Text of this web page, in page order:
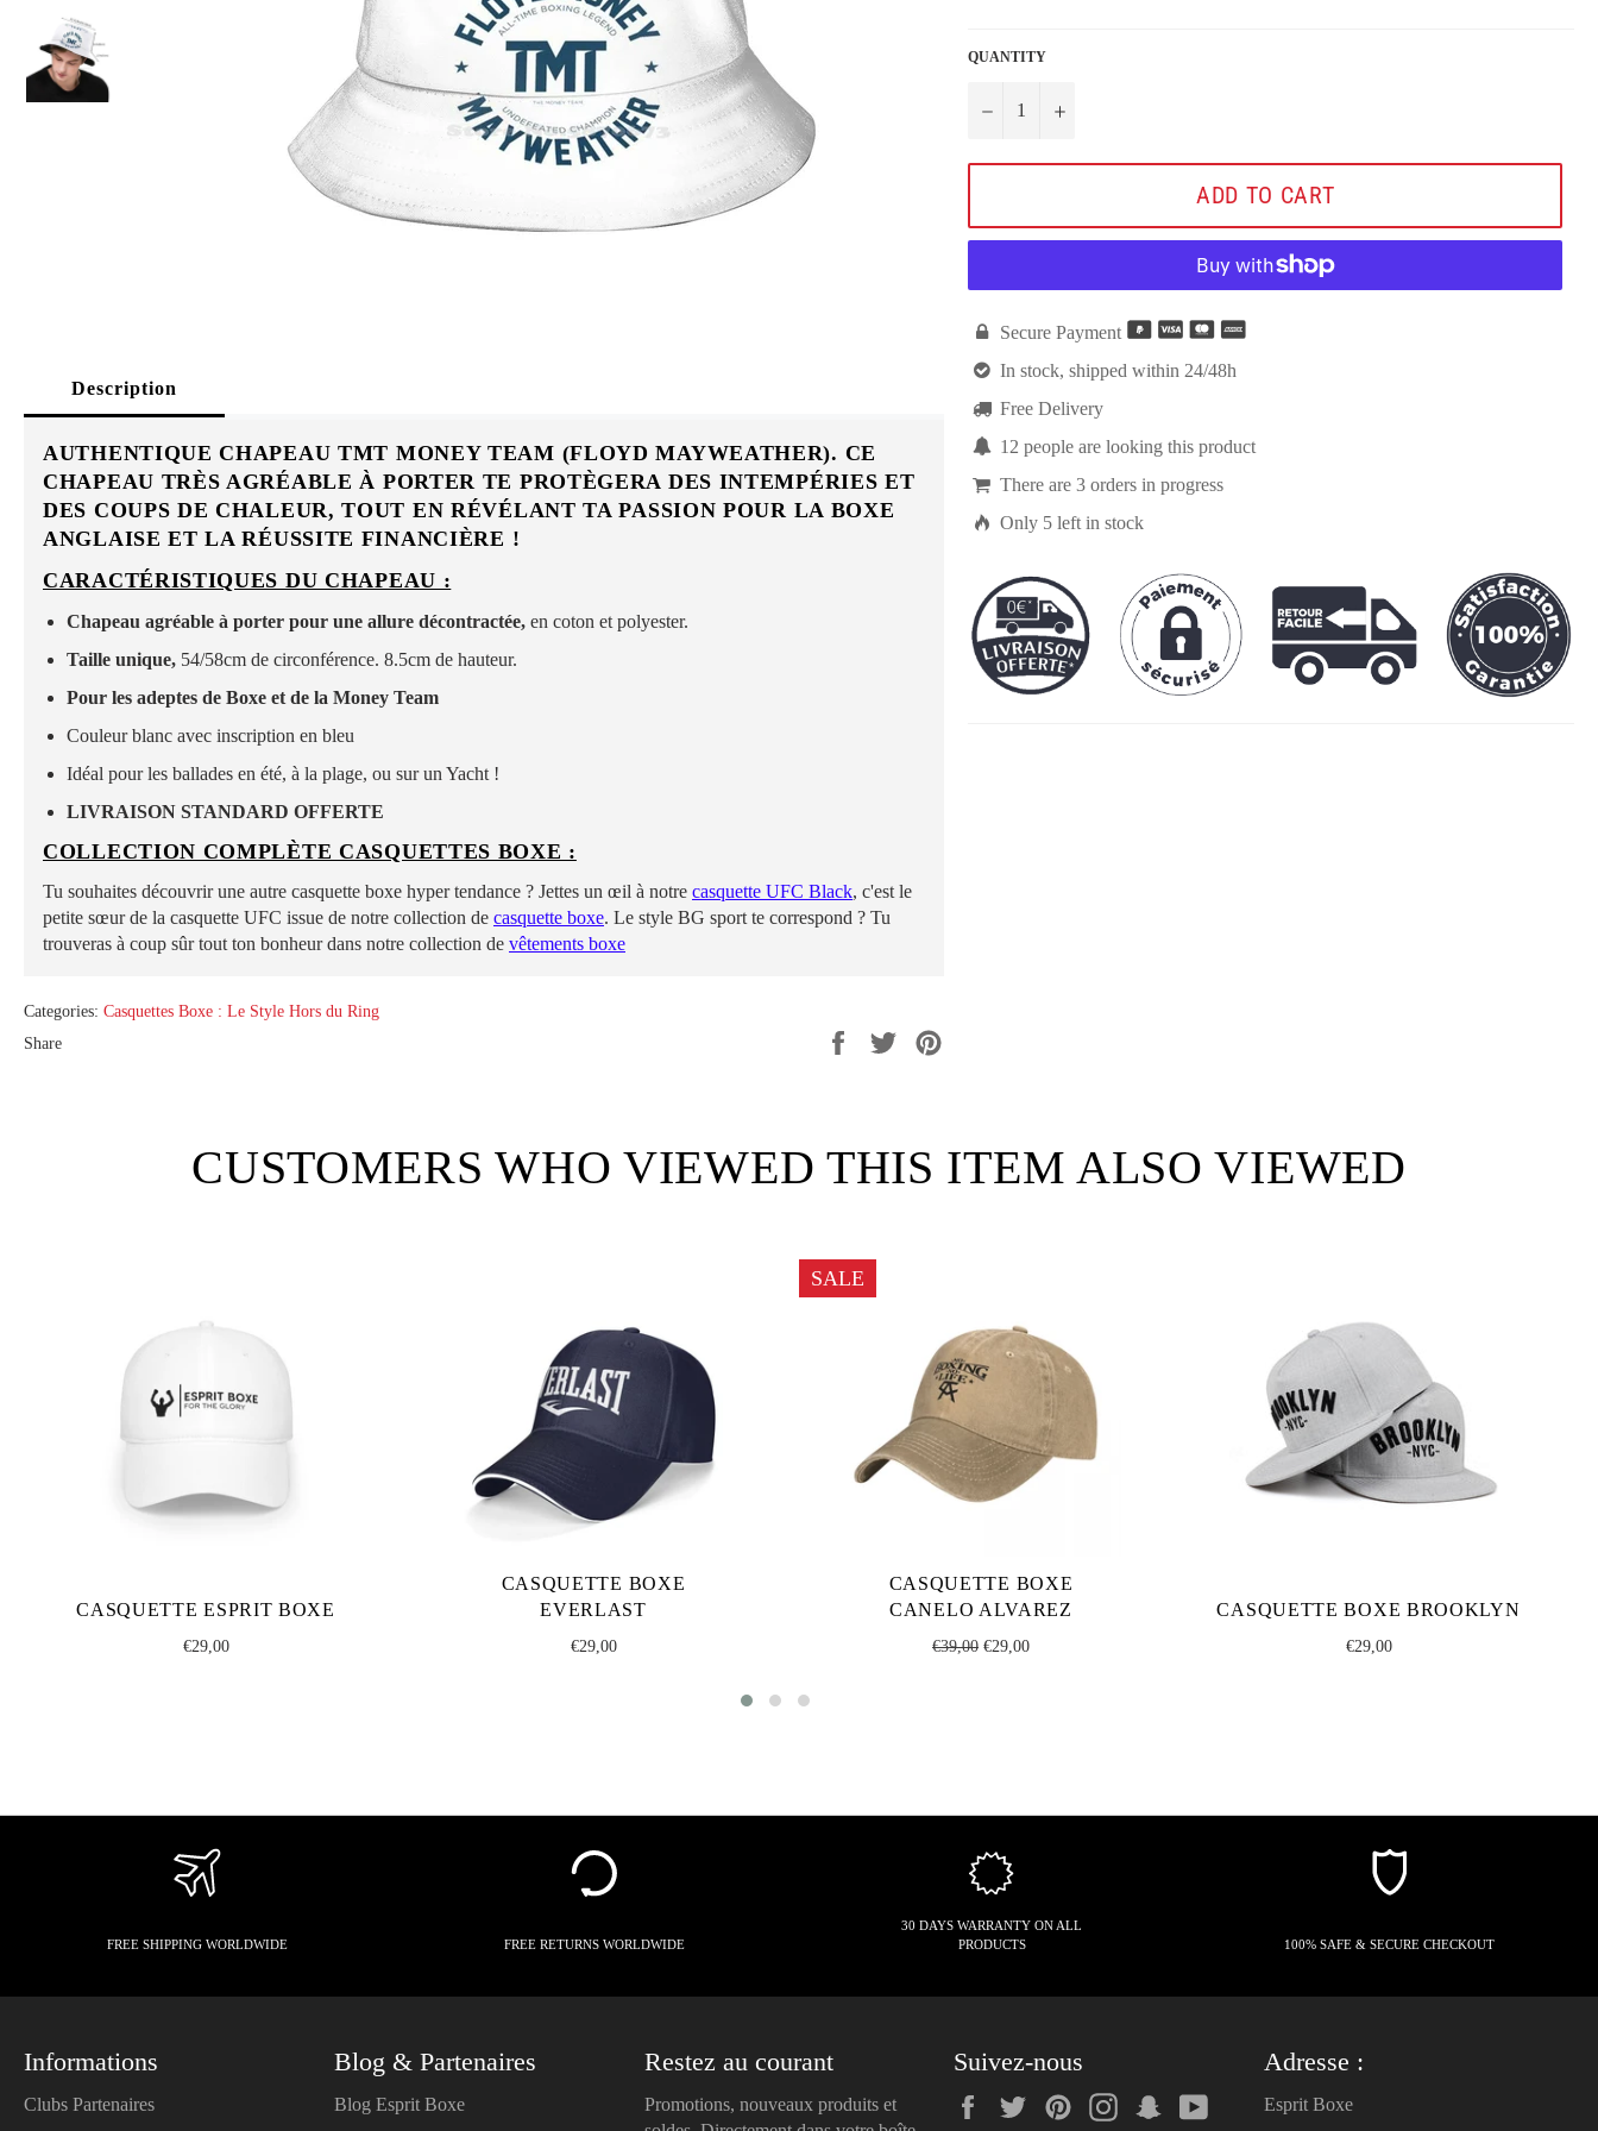
Description
AUTHENTIQUE CHAPEAU TMT MONEY TEAM (FLOYD MAYWEATHER). CE
CHAPEAU TRÈS AGRÉABLE À PORTER TE PROTÈGERA DES INTEMPÉRIES ET
DES COUPS DE CHALEUR, TOUT EN RÉVÉLANT TA PASSION POUR LA BOXE
ANGLAISE ET LA RÉUSSITE FINANCIÈRE !
CARACTÉRISTIQUES DU CHAPEAU :
Chapeau agréable à porter pour une allure décontractée, en coton et polyester.
Taille unique, 54/58cm de circonférence. 8.5cm de hauteur.
Pour les adeptes de Boxe et de la Money Team
Couleur blanc avec inscription en bleu
Idéal pour les ballades en été, à la plage, ou sur un Yacht !
LIVRAISON STANDARD OFFERTE
COLLECTION COMPLÈTE CASQUETTES BOXE :
Tu souhaites découvrir une autre casquette boxe hyper tendance ? Jettes un œil à notre casquette UFC Black, c'est le
petite sœur de la casquette UFC issue de notre collection de casquette boxe. Le style BG sport te correspond ? Tu
trouveras à coup sûr tout ton bonheur dans notre collection de vêtements boxe
Categories: Casquettes Boxe : Le Style Hors du Ring
Share
Share
Tweet
QUANTITY
− +
ADD TO CART
 Secure Payment
 In stock, shipped within 24/48h
 Free Delivery
 12 people are looking this product
 There are 3orders in progress
 Only 5left in stock
CUSTOMERS WHO VIEWED THIS ITEM ALSO VIEWED
CASQUETTE ESPRIT BOXE
Regular
€29,00
CASQUETTE BOXE
EVERLAST
Regular
€29,00
CASQUETTE BOXE
CANELO ALVAREZ
Regular
€39,00Sale
€29,00
SALE
CASQUETTE BOXE BROOKLYN
Regular
€29,00
FREE SHIPPING WORLDWIDE FREE RETURNS WORLDWIDE
30 DAYS WARRANTY ON ALL
PRODUCTS
100% SAFE & SECURE CHECKOUT
Informations
Clubs Partenaires
Blog & Partenaires
Blog Esprit Boxe
Restez au courant
Promotions, nouveaux produits et
Suivez-nous
FacebookTwitterPinterestInstagramSnapchatYouTube
Adresse :
Esprit Boxe